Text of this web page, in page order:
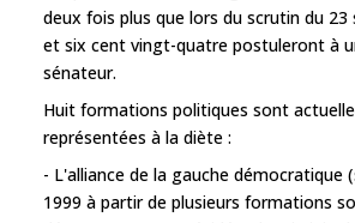
deux fois plus que lors du scrutin du 23
et six cent vingt-quatre postuleront à
sénateur.
Huit formations politiques sont
représentées à la diète :
- L'alliance de la gauche démocratique
1999 à partir de plusieurs formations